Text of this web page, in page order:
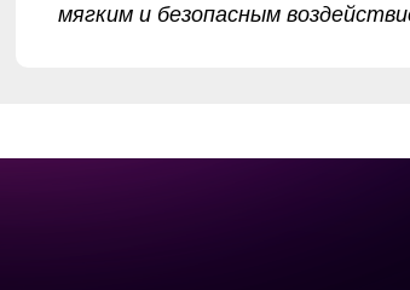
мягким и безопасным